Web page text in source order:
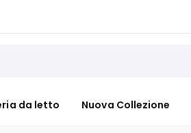
da letto Nuova Collezione